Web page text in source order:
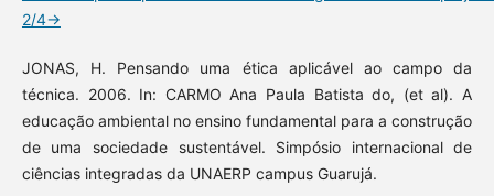
2/4-
JONAS, H. Pensando uma ética aplicável ao campo da
técnica. 2006. In: CARMO Ana Paula Batista do, (et al). A
educação ambiental no ensino fundamental para a construção
de uma sociedade sustentável. Simpósio internacional de
ciências integradas da UNAERP campus Guarujá.